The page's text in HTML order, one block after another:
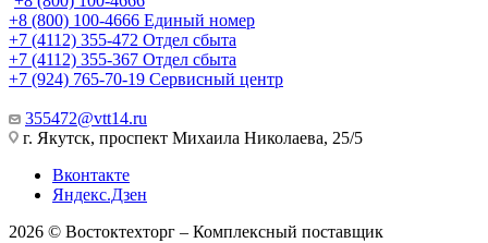
+8 (800) 100-4666 Единый номер
+7 (4112) 355-472 Отдел сбыта
+7 (4112) 355-367 Отдел сбыта
+7 (924) 765-70-19 Сервисный центр
355472@vtt14.ru
г. Якутск, проспект Михаила Николаева, 25/5
Вконтакте
Яндекс.Дзен
2026 © Востоктехторг – Комплексный поставщик